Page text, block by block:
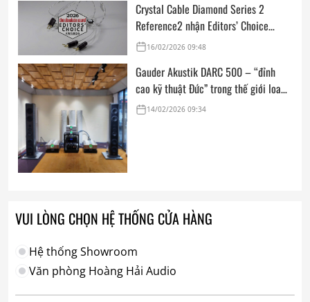
Crystal Cable Diamond Series 2
Reference2 nhận Editors’ Choice
Award: Dedicated Audio 2026 từ The
16/02/2026 09:48
Gauder Akustik DARC 500 – “đỉnh
cao kỹ thuật Đức” trong thế giới loa
hi-end tham chiếu
14/02/2026 09:34
VUI LÒNG CHỌN HỆ THỐNG CỬA HÀNG
Hệ thống Showroom
Văn phòng Hoàng Hải Audio